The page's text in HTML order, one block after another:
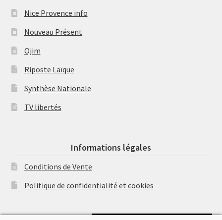
Nice Provence info
Nouveau Présent
Ojim
Riposte Laïque
Synthèse Nationale
TV libertés
Informations légales
Conditions de Vente
Politique de confidentialité et cookies